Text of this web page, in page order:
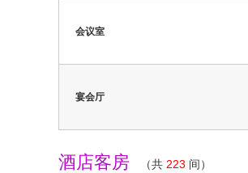
会议室
宴会厅
酒店客房 （共 223 间）